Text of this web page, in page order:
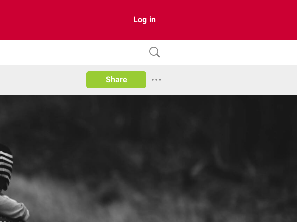
Log in
Share